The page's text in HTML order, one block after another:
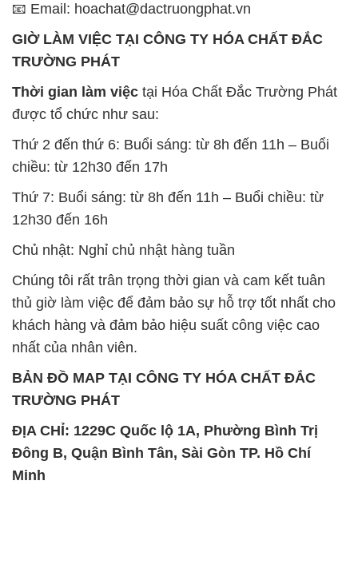
📧 Email: hoachat@dactruongphat.vn
GIỜ LÀM VIỆC TẠI CÔNG TY HÓA CHẤT ĐẮC
TRƯỜNG PHÁT
Thời gian làm việc tại Hóa Chất Đắc Trường Phát
được tổ chức như sau:
Thứ 2 đến thứ 6: Buổi sáng: từ 8h đến 11h – Buổi
chiều: từ 12h30 đến 17h
Thứ 7: Buổi sáng: từ 8h đến 11h – Buổi chiều: từ
12h30 đến 16h
Chủ nhật: Nghỉ chủ nhật hàng tuần
Chúng tôi rất trân trọng thời gian và cam kết tuân
thủ giờ làm việc để đảm bảo sự hỗ trợ tốt nhất cho
khách hàng và đảm bảo hiệu suất công việc cao
nhất của nhân viên.
BẢN ĐỒ MAP TẠI CÔNG TY HÓA CHẤT ĐẮC
TRƯỜNG PHÁT
ĐỊA CHỈ: 1229C Quốc lộ 1A, Phường Bình Trị
Đông B, Quận Bình Tân, Sài Gòn TP. Hồ Chí
Minh